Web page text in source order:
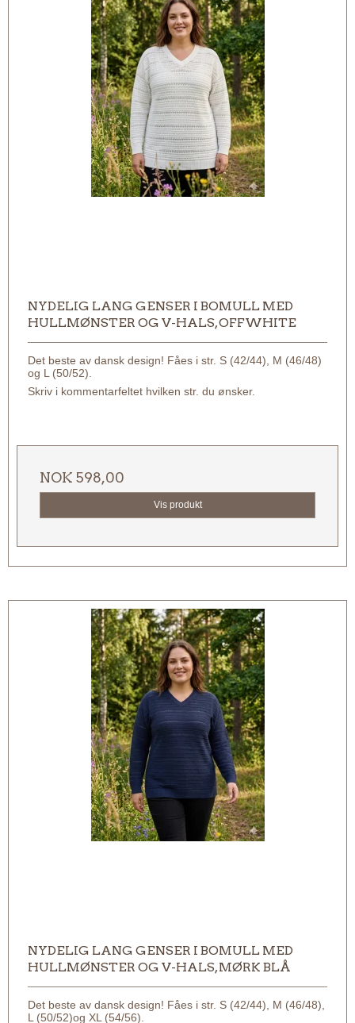
NYDELIG LANG GENSER I BOMULL MED
HULLMØNSTER OG V-HALS, OFFWHITE
Det beste av dansk design! Fåes i str. S (42/44), M (46/48)
og L (50/52).
Skriv i kommentarfeltet hvilken str. du ønsker.
NOK 598,00
Vis produkt
NYDELIG LANG GENSER I BOMULL MED
HULLMØNSTER OG V-HALS, MØRK BLÅ
Det beste av dansk design! Fåes i str. S (42/44), M (46/48),
L (50/52)og XL (54/56).